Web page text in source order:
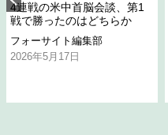
4連戦の米中首脳会談、第1
戦で勝ったのはどちらか
フォーサイト編集部
2026年5月17日